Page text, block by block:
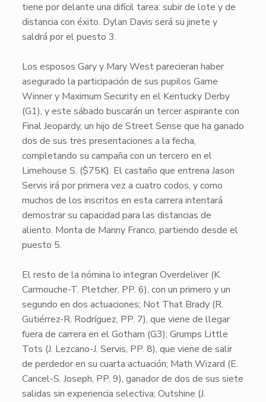
tiene por delante una difícil tarea: subir de lote y de
distancia con éxito. Dylan Davis será su jinete y
saldrá por el puesto 3.
Los esposos Gary y Mary West parecieran haber
asegurado la participación de sus pupilos Game
Winnery Maximum Securityen el Kentucky Derby
(G1), y este sábado buscarán un tercer aspirante con
Final Jeopardy, un hijo de Street Sense que ha ganado
dos de sus tres presentaciones a la fecha,
completando su campaña con un tercero en el
Limehouse S. ($75K). El castaño que entrena Jason
Servis irá por primera vez a cuatro codos, y como
muchos de los inscritos en esta carrera intentará
demostrar su capacidad para las distancias de
aliento. Monta de Manny Franco, partiendo desde el
puesto 5.
El resto de la nómina lo integran Overdeliver (K.
Carmouche-T. Pletcher, PP. 6), con un primero y un
segundo en dos actuaciones; Not That Brady(R.
Gutiérrez-R. Rodríguez, PP. 7), que viene de llegar
fuera de carrera en el Gotham (G3); Grumps Little
Tots (J. Lezcano-J. Servis, PP. 8), que viene de salir
de perdedor en su cuarta actuación; Math Wizard (E.
Cancel-S. Joseph, PP. 9), ganador de dos de sus siete
salidas sin experiencia selectiva; Outshine (J.